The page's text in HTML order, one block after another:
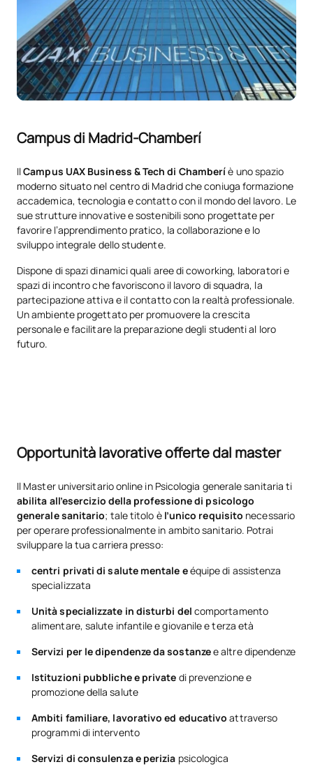
Campus di Madrid-Chamberí
IlCampus UAX Business & Tech di Chamberíè uno spazio
moderno situato nel centro di Madrid che coniuga formazione
accademica, tecnologia e contatto con il mondo del lavoro. Le
sue strutture innovative e sostenibili sono progettate per
favorire l’apprendimento pratico, la collaborazione e lo
sviluppo integrale dello studente.
Dispone di spazi dinamici quali aree di coworking, laboratori e
spazi di incontro che favoriscono il lavoro di squadra, la
partecipazione attiva e il contatto con la realtà professionale.
Un ambiente progettato per promuovere la crescita
personale e facilitare la preparazione degli studenti al loro
futuro.
Opportunità lavorative offerte dal master
Il Master universitario online in Psicologia generale sanitaria ti
abilita all’esercizio della professione di psicologo
generale sanitario; tale titolo è l’unico requisito necessario
per operare professionalmente in ambito sanitario. Potrai
sviluppare la tua carriera presso:
centri privati di salute mentale eéquipe di assistenza
specializzata
Unità specializzate in disturbi del comportamento
alimentare, salute infantile e giovanile e terza età
Servizi per le dipendenze da sostanzee altre dipendenze
Istituzioni pubbliche e private di prevenzione e
promozione della salute
Ambiti familiare, lavorativo ed educativoattraverso
programmi di intervento
Servizi di consulenza e perizia psicologica